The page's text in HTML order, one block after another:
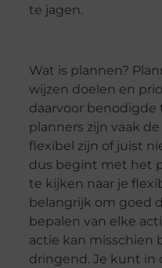
te jagen.
Wat is plannen?
wijzen doelen en
daarvoor
planners zijn vaak
flexibel zijn of juist
dus begint met het
te kijken naar je
belangrijk om goed
bepalen van elke
actie kan misschien
dringend. Je kunt in